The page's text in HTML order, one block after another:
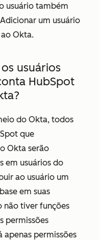
usuário também
um usuário
Okta.
usuários
HubSpot
do Okta, todos
que
Okta serão
em usuários do
ao usuário um
em suas
não tiver funções
permissões
apenas permissões